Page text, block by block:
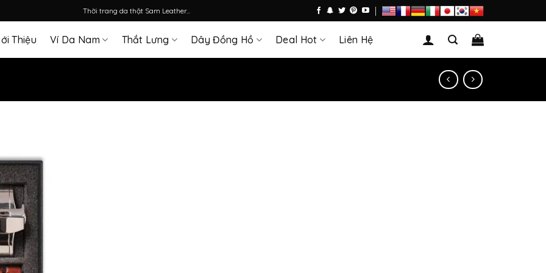
Thời trang da thật Sam Leather...
Thiệu Ví Da Nam Thắt Lưng Dây Đồng Hồ Deal Hot Liên Hệ